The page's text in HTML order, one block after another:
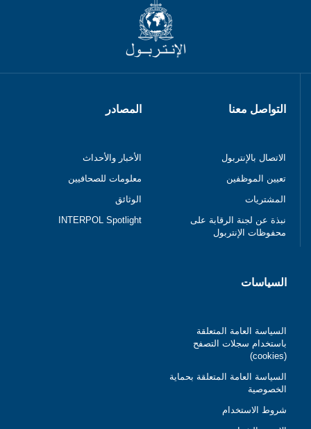
التواصل معنا
الاتصال بالإنتربول
تعيين الموظفين
المشتريات
نبذة عن لجنة الرقابة على
محفوظات الإنتربول
المصادر
الأخبار والأحداث
معلومات للصحافيين
الوثائق
INTERPOL Spotlight
السياسات
السياسة العامة المتعلقة
باستخدام سجلات التصفح
(cookies)
السياسة العامة المتعلقة بحماية
الخصوصية
شروط الاستخدام